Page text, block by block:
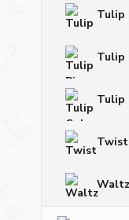
Tulip
Tulip
Tulip
Twist
Waltz